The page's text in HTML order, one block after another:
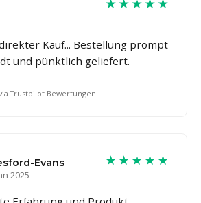
Kauf... Bestellung prompt
und pünktlich geliefert.
Trustpilot Bewertungen
Evans
2025
★★★★★